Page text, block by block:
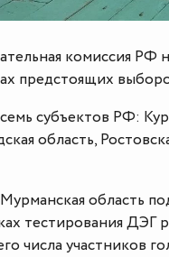
комиссия РФ
предстоящих
субъектов РФ:
область,
область
тестирования ДЭГ
числа участников